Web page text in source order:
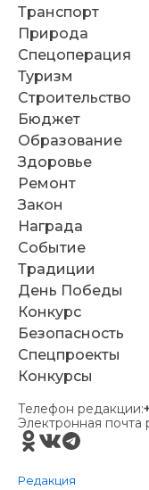
Транспорт
Природа
Спецоперация
Туризм
Строительство
Бюджет
Образование
Здоровье
Ремонт
Закон
Награда
Событие
Традиции
День Победы
Конкурс
Безопасность
Спецпроекты
Конкурсы
Телефон редакции:
Электронная почта
Редакция